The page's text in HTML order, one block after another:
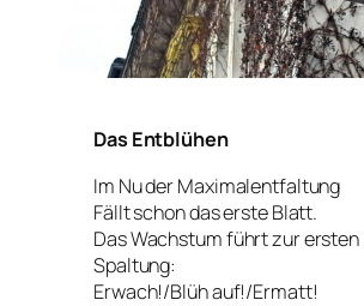
Das Entblühen
Im Nu der Maximalentfaltung
Fällt schon das erste Blatt.
Das Wachstum führt zur ersten
Spaltung:
Erwach!/Blüh auf!/Ermatt!